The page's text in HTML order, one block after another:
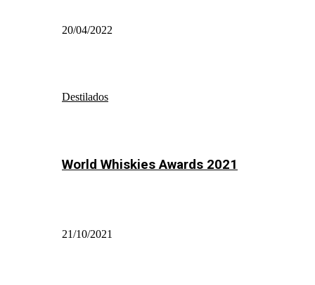
20/04/2022
Destilados
World Whiskies Awards 2021
21/10/2021